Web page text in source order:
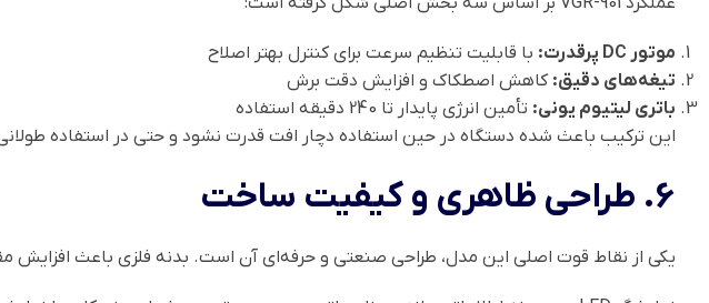
موتور DC پرقدرت:
با قابلیت تنظیم سرعت برای کنترل بهتر اصلاح
تیغه‌های دقیق: کاهش اصطکاک و افزایش دقت برش
باتری لیتیوم یونی: تأمین انرژی پایدار تا 240 دقیقه استفاده
این ترکیب باعث شده دستگاه در حین استفاده دچار افت قدرت نشود و حتی در استفاده
6. طراحی ظاهری و کیفیت ساخت
یکی از نقاط قوت اصلی این مدل، طراحی صنعتی و حرفه‌ای آن است. بدنه فلزی باعث افزایش